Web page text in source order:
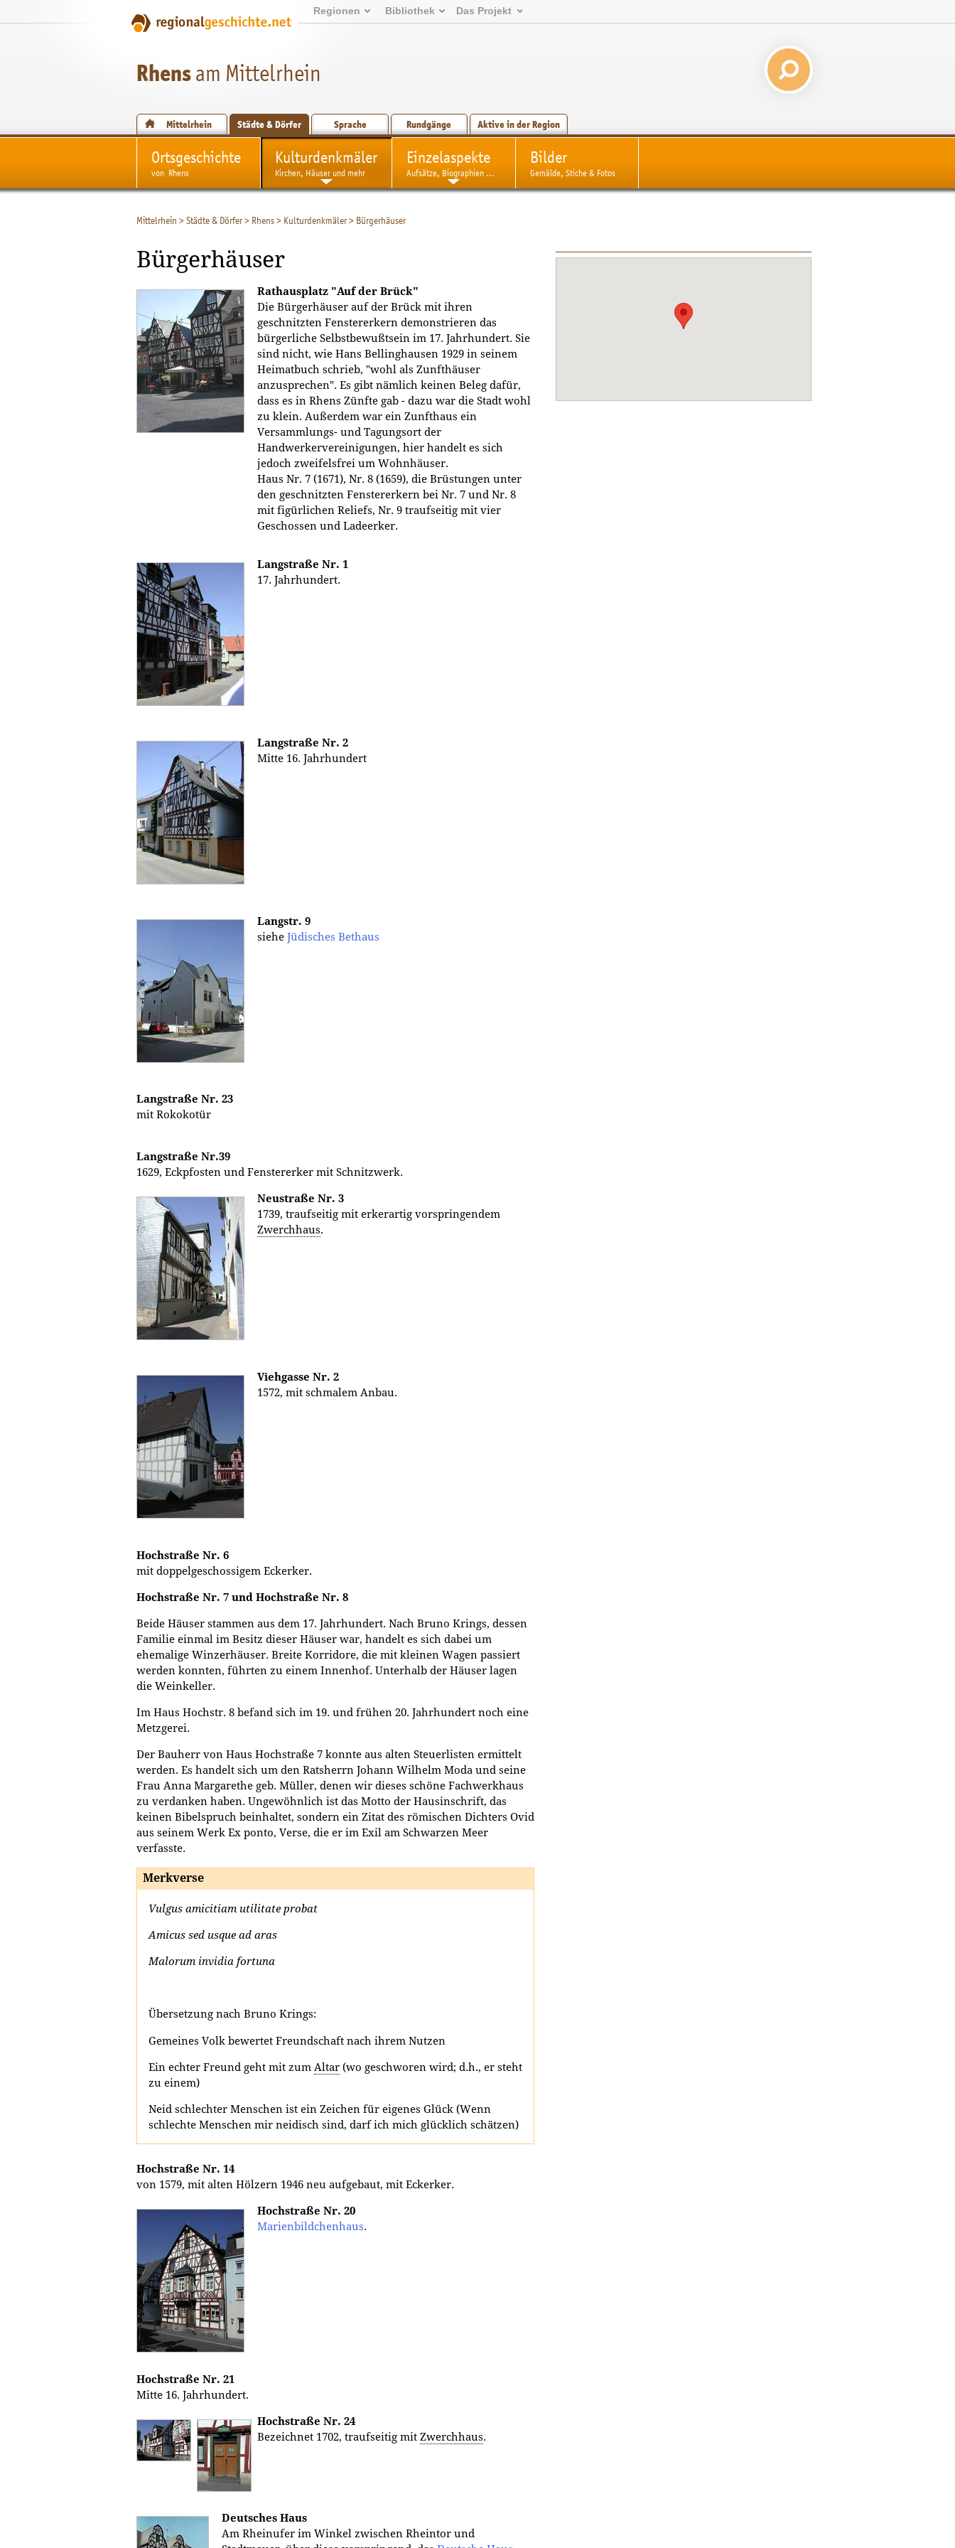
Regionen Bibliothek Das Projekt
Rhensam Mittelrhein
Mittelrhein Städte & Dörfer Sprache Rundgänge Aktive in der Region
Ortsgeschichte
von Rhens
Kulturdenkmäler
Kirchen, Häuser und mehr
Einzelaspekte
Aufsätze, Biographien ...
Bilder
Gemälde, Stiche & Fotos
Mittelrhein >Städte & Dörfer> Rhens> Kulturdenkmäler> Bürgerhäuser
Bürgerhäuser
Rathausplatz "Auf der Brück"
Die Bürgerhäuser auf der Brück mit ihren
geschnitzten Fenstererkern demonstrieren das
bürgerliche Selbstbewußtsein im 17. Jahrhundert. Sie
sind nicht, wie Hans Bellinghausen 1929 in seinem
Heimatbuch schrieb, "wohl als Zunfthäuser
anzusprechen". Es gibt nämlich keinen Beleg dafür,
dass es in Rhens Zünfte gab - dazu war die Stadt wohl
zu klein. Außerdem war ein Zunfthaus ein
Versammlungs- und Tagungsort der
Handwerkervereinigungen, hier handelt es sich
jedoch zweifelsfrei um Wohnhäuser.
Haus Nr. 7 (1671), Nr. 8 (1659), die Brüstungen unter
den geschnitzten Fenstererkern bei Nr. 7 und Nr. 8
mit figürlichen Reliefs, Nr. 9 traufseitig mit vier
Geschossen und Ladeerker.
Langstraße Nr. 1
17. Jahrhundert.
Langstraße Nr. 2
Mitte 16. Jahrhundert
Langstr. 9
siehe Jüdisches Bethaus
Langstraße Nr. 23
mit Rokokotür
Langstraße Nr.39
1629, Eckpfosten und Fenstererker mit Schnitzwerk.
Neustraße Nr. 3
1739, traufseitig mit erkerartig vorspringendem
Zwerchhaus.
Viehgasse Nr. 2
1572, mit schmalem Anbau.
Hochstraße Nr. 6
mit doppelgeschossigem Eckerker.
Hochstraße Nr. 7 und Hochstraße Nr. 8
Beide Häuser stammen aus dem 17. Jahrhundert. Nach Bruno Krings, dessen
Familie einmal im Besitz dieser Häuser war, handelt es sich dabei um
ehemalige Winzerhäuser. Breite Korridore, die mit kleinen Wagen passiert
werden konnten, führten zu einem Innenhof. Unterhalb der Häuser lagen
die Weinkeller.
Im Haus Hochstr. 8 befand sich im 19. und frühen 20. Jahrhundert noch eine
Metzgerei.
Der Bauherr von Haus Hochstraße 7 konnte aus alten Steuerlisten ermittelt
werden. Es handelt sich um den Ratsherrn Johann Wilhelm Moda und seine
Frau Anna Margarethe geb. Müller, denen wir dieses schöne Fachwerkhaus
zu verdanken haben. Ungewöhnlich ist das Motto der Hausinschrift, das
keinen Bibelspruch beinhaltet, sondern ein Zitat des römischen Dichters Ovid
aus seinem Werk Ex ponto, Verse, die er im Exil am Schwarzen Meer
verfasste.
Merkverse
Vulgus amicitiam utilitate probat
Amicus sed usque ad aras
Malorum invidia fortuna
Übersetzung nach Bruno Krings:
Gemeines Volk bewertet Freundschaft nach ihrem Nutzen
Ein echter Freund geht mit zum Altar (wo geschworen wird; d.h., er steht
zu einem)
Neid schlechter Menschen ist ein Zeichen für eigenes Glück (Wenn
schlechte Menschen mir neidisch sind, darf ich mich glücklich schätzen)
Hochstraße Nr. 14
von 1579, mit alten Hölzern 1946 neu aufgebaut, mit Eckerker.
Hochstraße Nr. 20
Marienbildchenhaus.
Hochstraße Nr. 21
Mitte 16. Jahrhundert.
Hochstraße Nr. 24
Bezeichnet 1702, traufseitig mit Zwerchhaus.
Deutsches Haus
Am Rheinufer im Winkel zwischen Rheintor und